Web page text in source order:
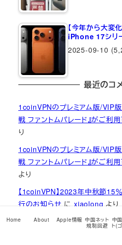
【今年から大変
iPhone 17シ
2025-09-10
最近のコ
1coinVPNのプレミアム版/VIP
戦 ファントムパレード』がご利
り
1coinVPNのプレミアム版/VIP
戦 ファントムパレード』がご利
より
【1coinVPN】2023年中秋節15
行のお知らせ にxiaolong より
【1coinVPN】2023年中秋節15
Home About Apple情報 中国ネット
規制回避
中
ト(